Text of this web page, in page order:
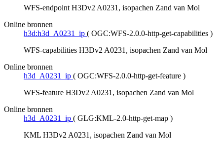
WFS-endpoint H3Dv2 A0231, isopachen Zand van Mol
Online bronnen
h3d:h3d_A0231_ip ( OGC:WFS-2.0.0-http-get-capabilities )
WFS-capabilities H3Dv2 A0231, isopachen Zand van Mol
Online bronnen
h3d_A0231_ip ( OGC:WFS-2.0.0-http-get-feature )
WFS-feature H3Dv2 A0231, isopachen Zand van Mol
Online bronnen
h3d_A0231_ip ( GLG:KML-2.0-http-get-map )
KML H3Dv2 A0231, isopachen Zand van Mol